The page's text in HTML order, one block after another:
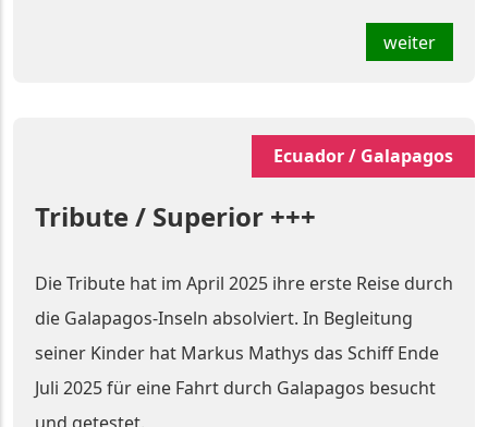
weiter
Ecuador / Galapagos
Tribute / Superior +++
Die Tribute hat im April 2025 ihre erste Reise durch
die Galapagos-Inseln absolviert. In Begleitung
seiner Kinder hat Markus Mathys das Schiff Ende
Juli 2025 für eine Fahrt durch Galapagos besucht